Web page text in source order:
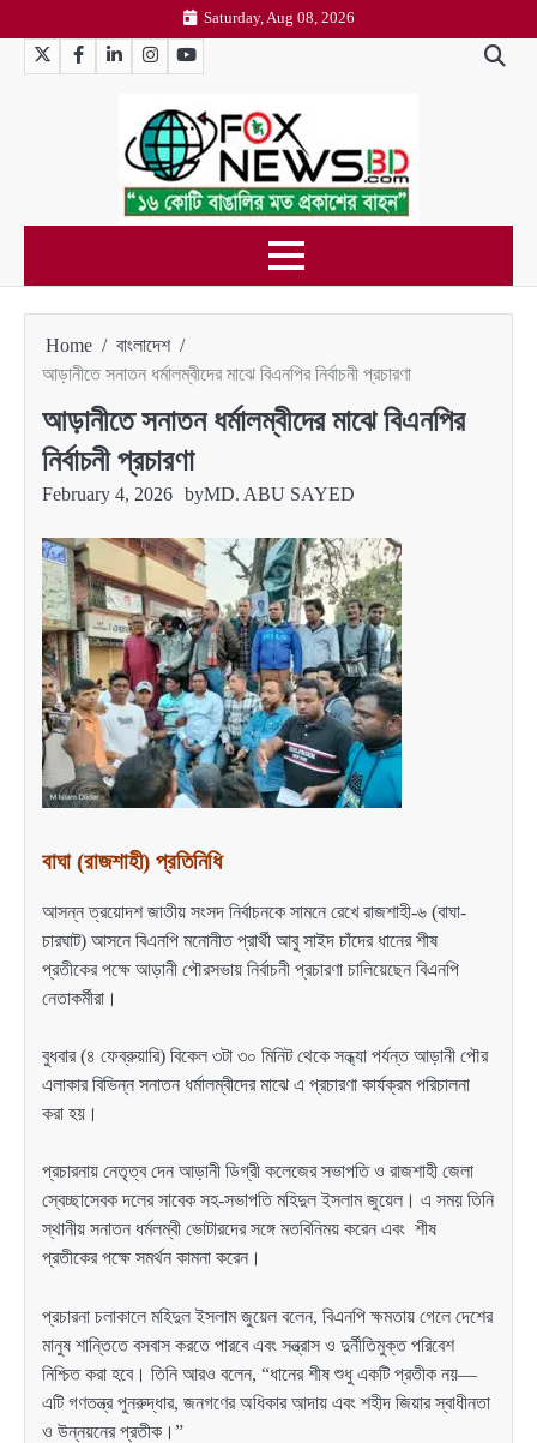
to
content
Saturday, Aug 08, 2026
TwitterFacebookLinkedInInstagramYouTube
Home
বাংলাদেশ
আড়ানীতে সনাতন ধর্মালম্বীদের মাঝে বিএনপির নির্বাচনী প্রচারণা
আড়ানীতে সনাতন ধর্মালম্বীদের মাঝে বিএনপির
নির্বাচনী প্রচারণা
February 4, 2026 byMD. ABU SAYED
বাঘা (রাজশাহী) প্রতিনিধি
আসন্ন ত্রয়োদশ জাতীয় সংসদ নির্বাচনকে সামনে রেখে রাজশাহী-৬ (বাঘা-
চারঘাট) আসনে বিএনপি মনোনীত প্রার্থী আবু সাইদ চাঁদের ধানের শীষ
প্রতীকের পক্ষে আড়ানী পৌরসভায় নির্বাচনী প্রচারণা চালিয়েছেন বিএনপি
নেতাকর্মীরা।
বুধবার (৪ ফেব্রুয়ারি) বিকেল ৩টা ৩০ মিনিট থেকে সন্ধ্যা পর্যন্ত আড়ানী পৌর
এলাকার বিভিন্ন সনাতন ধর্মালম্বীদের মাঝে এ প্রচারণা কার্যক্রম পরিচালনা
করা হয়।
প্রচারনায় নেতৃত্ব দেন আড়ানী ডিগ্রী কলেজের সভাপতি ও রাজশাহী জেলা
স্বেচ্ছাসেবক দলের সাবেক সহ-সভাপতি মহিদুল ইসলাম জুয়েল। এ সময় তিনি
স্থানীয় সনাতন ধর্মলম্বী ভোটারদের সঙ্গে মতবিনিময় করেন এবং শীষ
প্রতীকের পক্ষে সমর্থন কামনা করেন।
প্রচারনা চলাকালে মহিদুল ইসলাম জুয়েল বলেন, বিএনপি ক্ষমতায় গেলে দেশের
মানুষ শান্তিতে বসবাস করতে পারবে এবং সন্ত্রাস ও দুর্নীতিমুক্ত পরিবেশ
নিশ্চিত করা হবে। তিনি আরও বলেন, “ধানের শীষ শুধু একটি প্রতীক নয়—
এটি গণতন্ত্র পুনরুদ্ধার, জনগণের অধিকার আদায় এবং শহীদ জিয়ার স্বাধীনতা
ও উন্নয়নের প্রতীক।”